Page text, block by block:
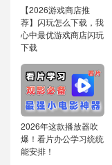
【2026游戏商店推
荐】闪玩怎么下载，我
心中最优游戏商店闪玩
下载
2026年这款播放器吹
爆！看片办公学习统统
能安排！